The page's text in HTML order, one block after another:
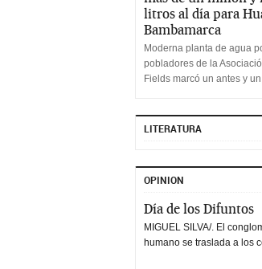
litros al día para
Bambamarca
Moderna planta de agua
pobladores de la
Fields marcó un antes y
LITERATURA
OPINION
Día de los Difuntos
MIGUEL SILVA/. El
humano se traslada a los